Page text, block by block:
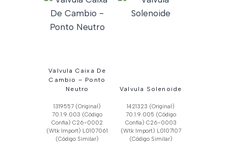
Valvula Caixa De
Cambio – Ponto
Neutro
1319557 (Original)
70.1.9.003 (Código
Confia) C26-0002
(Wtk Import) L0107061
(Código Similar)
Valvula Solenoide
1421323 (Original)
70.1.9.005 (Código
Confia) C26-0003
(Wtk Import) L0107107
(Código Similar)